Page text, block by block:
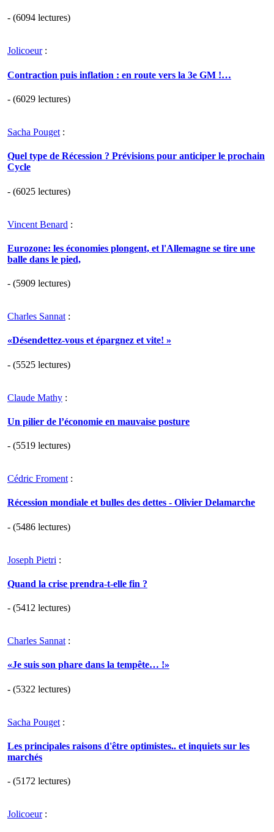
- (6094 lectures)
Jolicoeur:
Contraction puis inflation : en route vers la 3e GM !…
- (6029 lectures)
Sacha Pouget :
Quel type de Récession ? Prévisions pour anticiper le prochain
Cycle
- (6025 lectures)
Vincent Benard :
Eurozone: les économies plongent, et l'Allemagne se tire une
balle dans le pied,
- (5909 lectures)
Charles Sannat :
«Désendettez-vous et épargnez et vite! »
- (5525 lectures)
Claude Mathy :
Un pilier de l’économie en mauvaise posture
- (5519 lectures)
Cédric Froment :
Récession mondiale et bulles des dettes - Olivier Delamarche
- (5486 lectures)
Joseph Pietri :
Quand la crise prendra-t-elle fin ?
- (5412 lectures)
Charles Sannat :
«Je suis son phare dans la tempête… !»
- (5322 lectures)
Sacha Pouget :
Les principales raisons d'être optimistes.. et inquiets sur les
marchés
- (5172 lectures)
Jolicoeur: